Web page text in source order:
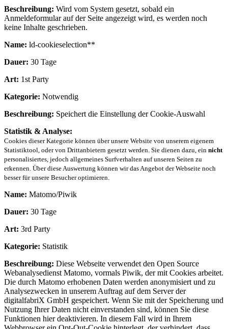
Beschreibung: Wird vom System gesetzt, sobald ein
Anmeldeformular auf der Seite angezeigt wird, es werden noch
keine Inhalte geschrieben.
Name: ld-cookieselection**
Dauer: 30 Tage
Art: 1st Party
Kategorie: Notwendig
Beschreibung: Speichert die Einstellung der Cookie-Auswahl
Statistik & Analyse:
Cookies dieser Kategorie können über unsere Website von unserem eigenem
Statistiktool, oder von Drittanbietern gesetzt werden. Sie dienen dazu, ein nicht
personalisiertes, jedoch allgemeines Surfverhalten auf unseren Seiten zu
erkennen. Über diese Auswertung können wir das Angebot der Webseite noch
besser für unsere Besucher optimieren.
Name: Matomo/Piwik
Dauer: 30 Tage
Art: 3rd Party
Kategorie: Statistik
Beschreibung: Diese Webseite verwendet den Open Source
Webanalysedienst Matomo, vormals Piwik, der mit Cookies arbeitet.
Die durch Matomo erhobenen Daten werden anonymisiert und zu
Analysezwecken in unserem Auftrag auf dem Server der
digitalfabriX GmbH gespeichert. Wenn Sie mit der Speicherung und
Nutzung Ihrer Daten nicht einverstanden sind, können Sie diese
Funktionen hier deaktivieren. In diesem Fall wird in Ihrem